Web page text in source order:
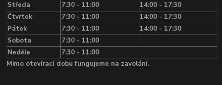
Středa
7:30 - 11:00
14:00 - 17:30
Čtvrtek
7:30 - 11:00
14:00 - 17:30
Pátek
7:30 - 11:00
14:00 - 17:30
Sobota
7:30 - 11:00
Neděle
7:30 - 11:00
Mimo otevírací dobu fungujeme na zavolání.